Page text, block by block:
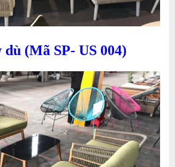
dù (Mã SP- US 004)